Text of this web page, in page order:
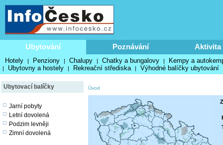
Ubytování Poznávání Aktivita
Hotely | Penziony | Chalupy | Chatky a bungalovy | Kempy a
| Ubytovny a hostely | Rekreační střediska | Výhodné balíčky ubytování
Ubytovací balíčky
Jarní pobyty
Letní dovolená
Podzim levněji
Zimní dovolená
Úvod